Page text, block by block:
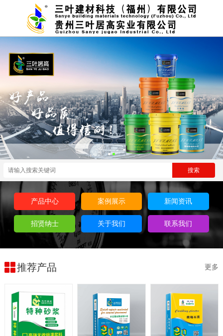
产品中心 案例展示 新闻资讯
招贤纳士 关于我们 联系我们
推荐产品 更多